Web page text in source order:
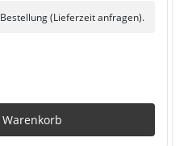
(Lieferzeit anfragen).